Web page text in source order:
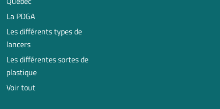
La PDGA
Les différents types de
lancers
Les différentes sortes de
plastique
Voir tout